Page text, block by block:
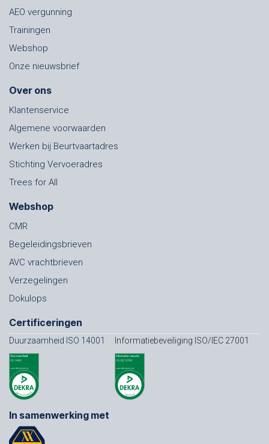
AEO vergunning
Trainingen
Webshop
Onze nieuwsbrief
Over ons
Klantenservice
Algemene voorwaarden
Werken bij Beurtvaartadres
Stichting Vervoeradres
Trees for All
Webshop
CMR
Begeleidingsbrieven
AVC vrachtbrieven
Verzegelingen
Dokulops
Certificeringen
Duurzaamheid ISO 14001 Informatiebeveiliging ISO/IEC 27001
In samenwerking met